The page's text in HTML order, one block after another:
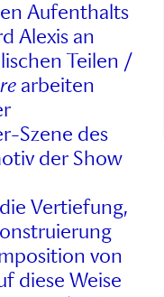
Aufenthalts
Alexis an
Teilen /
arbeiten
Szene des
der Show
Vertiefung,
von
diese Weise